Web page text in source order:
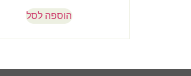
הוספה לסל